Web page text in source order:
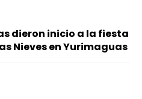
dieron inicio a la fiesta
Nieves en Yurimaguas